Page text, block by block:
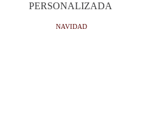
PERSONALIZADA
NAVIDAD